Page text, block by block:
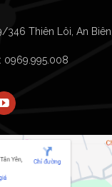
346 Thiên Lôi, An
0969.995.008